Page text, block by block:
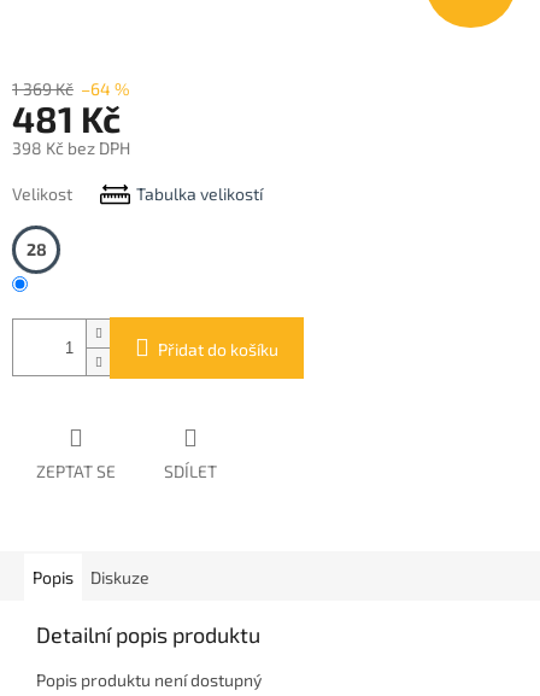
1 369 Kč –64 %
481 Kč
398 Kč bez DPH
cena:
Velikost Tabulka velikostí
28
Přidat do košíku
ZEPTAT SE SDÍLET
Popis Diskuze
Detailní popis produktu
Popis produktu není dostupný